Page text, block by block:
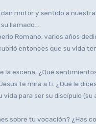
motor y sentido a
llamado…
Romano, varios años
entonces que su vida
escena. ¿Qué
te mira a ti. ¿Qué le
para ser su discípulo
sobre tu vocación? ¿Has